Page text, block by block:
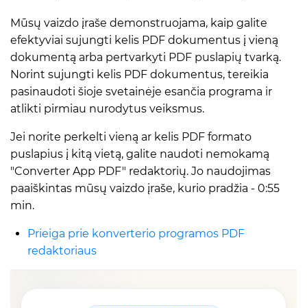
Mūsų vaizdo įraše demonstruojama, kaip galite
efektyviai sujungti kelis PDF dokumentus į vieną
dokumentą arba pertvarkyti PDF puslapių tvarką.
Norint sujungti kelis PDF dokumentus, tereikia
pasinaudoti šioje svetainėje esančia programa ir
atlikti pirmiau nurodytus veiksmus.
Jei norite perkelti vieną ar kelis PDF formato
puslapius į kitą vietą, galite naudoti nemokamą
"Converter App PDF" redaktorių. Jo naudojimas
paaiškintas mūsų vaizdo įraše, kurio pradžia - 0:55
min.
Prieiga prie konverterio programos PDF
redaktoriaus